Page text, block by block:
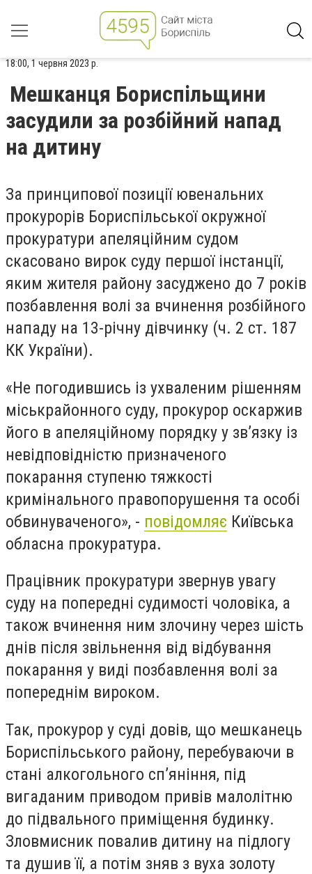
18:00, 1 червня 2023 р.
Мешканця Бориспільщини
засудили за розбійний напад
на дитину
За принципової позиції ювенальних
прокурорів Бориспільської окружної
прокуратури апеляційним судом
скасовано вирок суду першої інстанції,
яким жителя району засуджено до 7 років
позбавлення волі за вчинення розбійного
нападу на 13-річну дівчинку (ч. 2 ст. 187
КК України).
«Не погодившись із ухваленим рішенням
міськрайонного суду, прокурор оскаржив
його в апеляційному порядку у зв’язку із
невідповідністю призначеного
покарання ступеню тяжкості
кримінального правопорушення та особі
обвинуваченого», - повідомляє Київська
обласна прокуратура.
Працівник прокуратури звернув увагу
суду на попередні судимості чоловіка, а
також вчинення ним злочину через шість
днів після звільнення від відбування
покарання у виді позбавлення волі за
попереднім вироком.
Так, прокурор у суді довів, що мешканець
Бориспільського району, перебуваючи в
стані алкогольного сп’яніння, під
вигаданим приводом привів малолітню
до підвального приміщення будинку.
Зловмисник повалив дитину на підлогу
та душив її, а потім зняв з вуха золоту